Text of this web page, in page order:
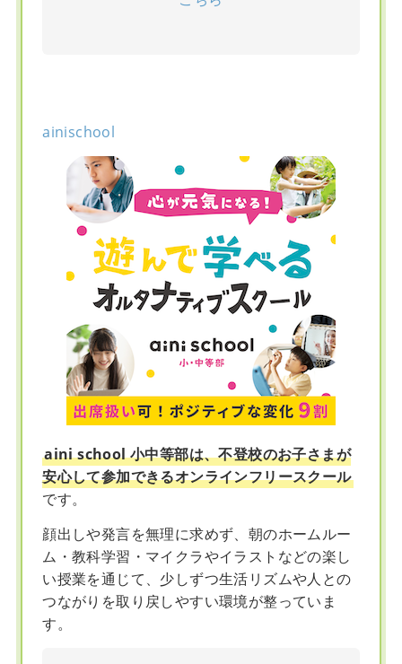
ainischool
aini school 小中等部は、不登校のお子さまが
安心して参加できるオンラインフリースクール
です。
顔出しや発言を無理に求めず、朝のホームルー
ム・教科学習・マイクラやイラストなどの楽し
い授業を通じて、少しずつ生活リズムや人との
つながりを取り戻しやすい環境が整っていま
す。